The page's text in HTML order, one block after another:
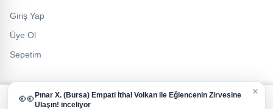
Giriş Yap
Üye Ol
Sepetim
Çerez Politikası ve Veri Gizliliği
✕
👀 Pınar X. (Bursa) Empati İthal Volkan ile Eğlencenin Zirvesine
Ulaşın! inceliyor